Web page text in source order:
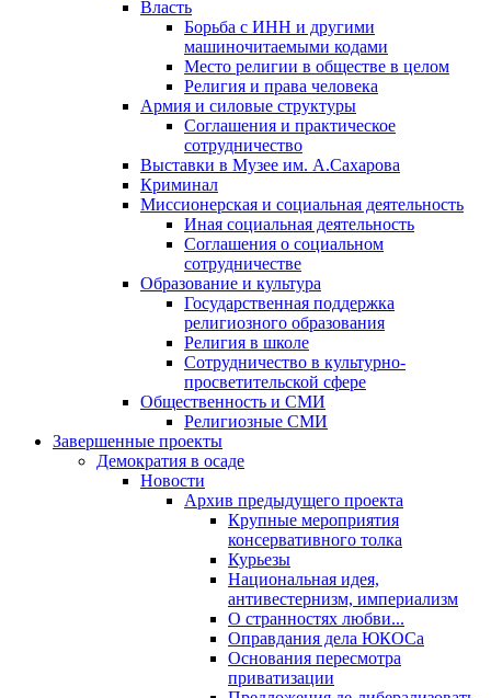
Власть
Борьба с ИНН и другими
машиночитаемыми кодами
Место религии в обществе в целом
Религия и права человека
Армия и силовые структуры
Соглашения и практическое
сотрудничество
Выставки в Музее им. А.Сахарова
Криминал
Миссионерская и социальная деятельность
Иная социальная деятельность
Соглашения о социальном
сотрудничестве
Образование и культура
Государственная поддержка
религиозного образования
Религия в школе
Сотрудничество в культурно-
просветительской сфере
Общественность и СМИ
Религиозные СМИ
Завершенные проекты
Демократия в осаде
Новости
Архив предыдущего проекта
Крупные мероприятия
консервативного толка
Курьезы
Национальная идея,
антивестернизм, империализм
О странностях любви...
Оправдания дела ЮКОСа
Основания пересмотра
приватизации